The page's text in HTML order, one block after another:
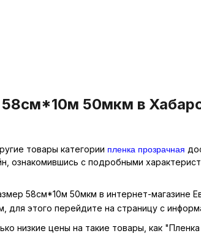
50мкм в
товары категории пленка прозрачная
ознакомившись с подробными
58см*10м 50мкм в интернет-магазине
для этого перейдите на страницу с
низкие цены на такие товары, как